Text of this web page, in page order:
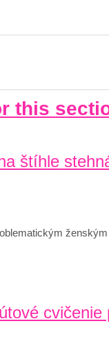
this
štíhle
cvičenie